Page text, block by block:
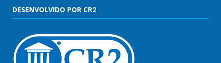
DESENVOLVIDO POR CR2